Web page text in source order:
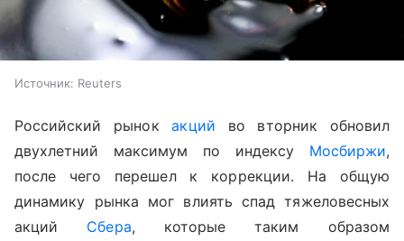
Источник: Reuters
Российский рынокакций во вторник обновил
двухлетний максимум по индексу Мосбиржи,
после чего перешел к коррекции. На общую
динамику рынка мог влиять спад тяжеловесных
акций Сбера, которые таким образом